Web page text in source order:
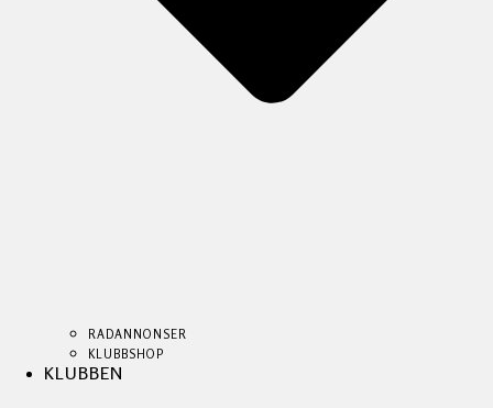
RADANNONSER
KLUBBSHOP
KLUBBEN
RADANNONSER
KLUBBSHOP
KLUBBEN